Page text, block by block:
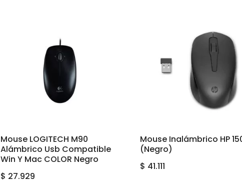
Mouse LOGITECH M90
Alámbrico Usb Compatible
Win Y Mac COLOR Negro
$ 27.929
Mouse Inalámbrico HP
(Negro)
$ 41.111